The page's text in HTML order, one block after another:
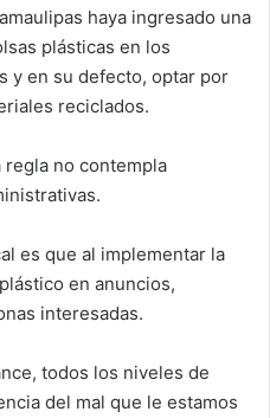
haya ingresado una
plásticas en los
y en su defecto, optar por
reciclados.
no contempla
es que al implementar la
en anuncios,
interesadas.
todos los niveles de
del mal que le estamos